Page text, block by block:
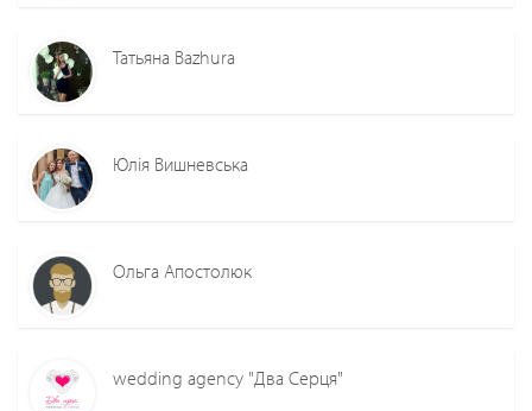
Татьяна Bazhura
Юлія Вишневська
Ольга Апостолюк
wedding agency "Два Серця"